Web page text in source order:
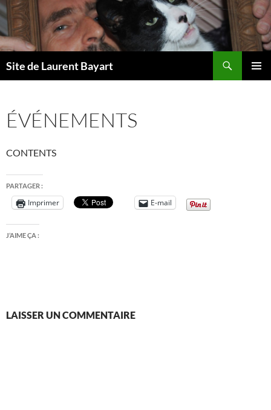
Aller
au
contenu
Site de Laurent Bayart
ÉVÉNEMENTS
CONTENTS
PARTAGER :
Imprimer E-mail
J’AIME ÇA :
LAISSER UN COMMENTAIRE